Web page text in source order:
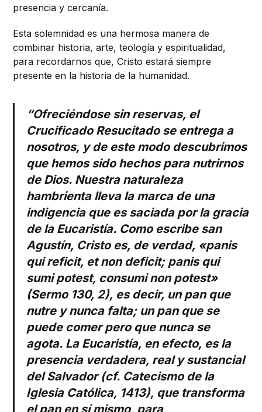
presencia y cercanía.
Esta solemnidad es una hermosa manera de
combinar historia, arte, teología y espiritualidad,
para recordarnos que, Cristo estará siempre
presente en la historia de la humanidad.
“Ofreciéndose sin reservas, el
Crucificado Resucitado se entrega a
nosotros, y de este modo descubrimos
que hemos sido hechos para nutrirnos
de Dios. Nuestra naturaleza
hambrienta lleva la marca de una
indigencia que es saciada por la gracia
de la Eucaristía. Como escribe san
Agustín, Cristo es, de verdad, «panis
qui reficit, et non deficit; panis qui
sumi potest, consumi non potest»
(Sermo 130, 2), es decir, un pan que
nutre y nunca falta; un pan que se
puede comer pero que nunca se
agota. La Eucaristía, en efecto, es la
presencia verdadera, real y sustancial
del Salvador (cf. Catecismo de la
Iglesia Católica, 1413), que transforma
el pan en sí mismo, para